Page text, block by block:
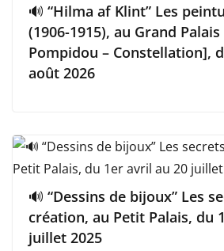
🔊 “Hilma af Klint” Les
(1906-1915), au Grand
Pompidou – Constellation],
août 2026
🔊 “Dessins de bijoux” Les
création, au Petit Palais, du
juillet 2025